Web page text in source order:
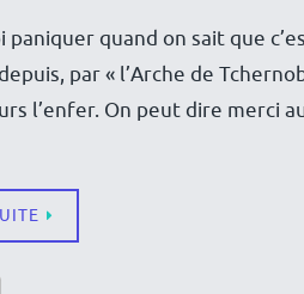
paniquer quand on sait que
par « l’Arche de
l’enfer. On peut dire merci